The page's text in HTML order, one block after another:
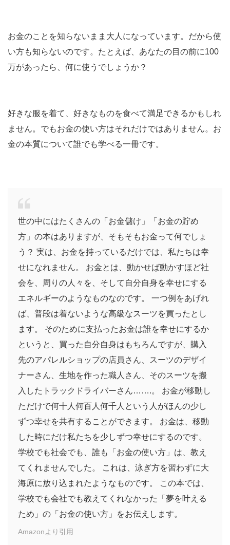
お金のことを知らないまま大人になっています。だから使
い方も知らないのです。たとえば、あなたの目の前に100
万があったら、何に使うでしょうか？
好きな服を着て、好きなものを食べて満足できるかもしれ
ません。でもお金の使い方はそれだけではありません。お
金の本質について誰でも学べる一冊です。
世の中にはたくさんの「お金儲け」「お金の貯め
方」の本はありますが、そもそもお金って何でしょ
う？ 実は、お金を持っているだけでは、私たちは幸
せになれません。 お金とは、動かせば動かすほど社
会を、周りの人々を、そして自分自身を幸せにする
エネルギーのようなものなのです。 一つ例をあげれ
ば、普段は着ないような高級なスーツを買ったとし
ます。 そのために支払ったお金は誰を幸せにするか
というと、買った自分自身はもちろんですが、購入
先のアパレルショップの店員さん、スーツのデザイ
ナーさん、生地を作った職人さん、そのスーツを搬
入したトラックドライバーさん…….。 お金が移動し
ただけで何十人何百人何千人という人がほんの少し
ずつ幸せを共有することができます。 お金は、移動
した時にだけ私たちを少しずつ幸せにするのです。
学校でも社会でも、誰も「お金の使い方」は、教え
てくれませんでした。 これは、泳ぎ方を習わずに大
海原に放り込まれたようなものです。 この本では、
学校でも会社でも教えてくれなかった「夢を叶える
ため」の「お金の使い方」をお伝えします。
Amazonより引用